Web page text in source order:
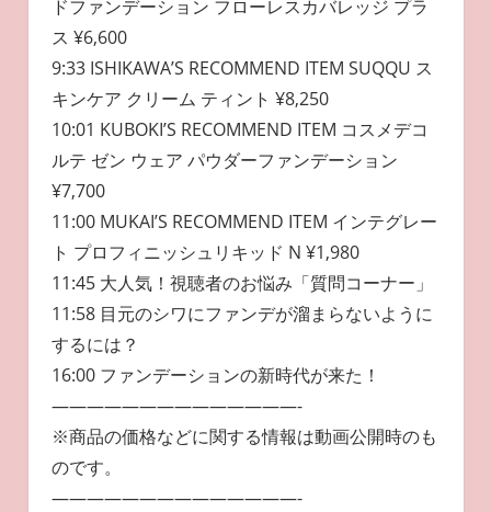
ドファンデーション フローレスカバレッジ プラ
ス ¥6,600
9:33 ISHIKAWA’S RECOMMEND ITEM SUQQU ス
キンケア クリーム ティント ¥8,250
10:01 KUBOKI’S RECOMMEND ITEM コスメデコ
ルテ ゼン ウェア パウダーファンデーション
¥7,700
11:00 MUKAI’S RECOMMEND ITEM インテグレー
ト プロフィニッシュリキッド N ¥1,980
11:45 大人気！視聴者のお悩み「質問コーナー」
11:58 目元のシワにファンデが溜まらないように
するには？
16:00 ファンデーションの新時代が来た！
——————————————-
※商品の価格などに関する情報は動画公開時のも
のです。
——————————————-